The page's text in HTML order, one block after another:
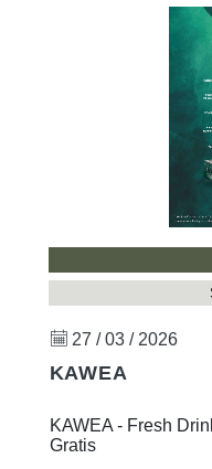
27 / 03 / 2026
KAWEA
KAWEA - Fresh
Gratis